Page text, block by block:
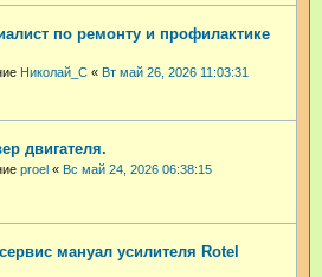
по ремонту и профилактике
Николай_С « Вт май 26, 2026 11:03:31
двигателя.
proel « Вс май 24, 2026 06:38:15
мануал усилителя Rotel